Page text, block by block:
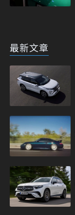
最新文章